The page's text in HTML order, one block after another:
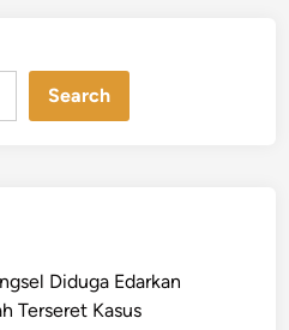
Search
Diduga Edarkan
Terseret Kasus